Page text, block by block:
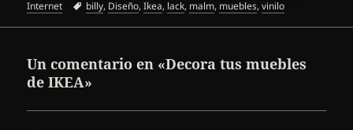
el
Internet
Etiquetas
billy, Diseño,Ikea, lack, malm, muebles,vinilo
Un comentario en «Decora tus muebles
de IKEA»